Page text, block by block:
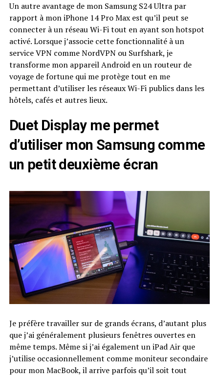
Un autre avantage de mon Samsung S24 Ultra par
rapport à mon iPhone 14 Pro Max est qu’il peut se
connecter à un réseau Wi-Fi tout en ayant son hotspot
activé. Lorsque j’associe cette fonctionnalité à un
service VPN comme NordVPN ou Surfshark, je
transforme mon appareil Android en un routeur de
voyage de fortune qui me protège tout en me
permettant d’utiliser les réseaux Wi-Fi publics dans les
hôtels, cafés et autres lieux.
Duet Display me permet
d’utiliser mon Samsung comme
un petit deuxième écran
Je préfère travailler sur de grands écrans, d’autant plus
que j’ai généralement plusieurs fenêtres ouvertes en
même temps. Même si j’ai également un iPad Air que
j’utilise occasionnellement comme moniteur secondaire
pour mon MacBook, il arrive parfois qu’il soit tout